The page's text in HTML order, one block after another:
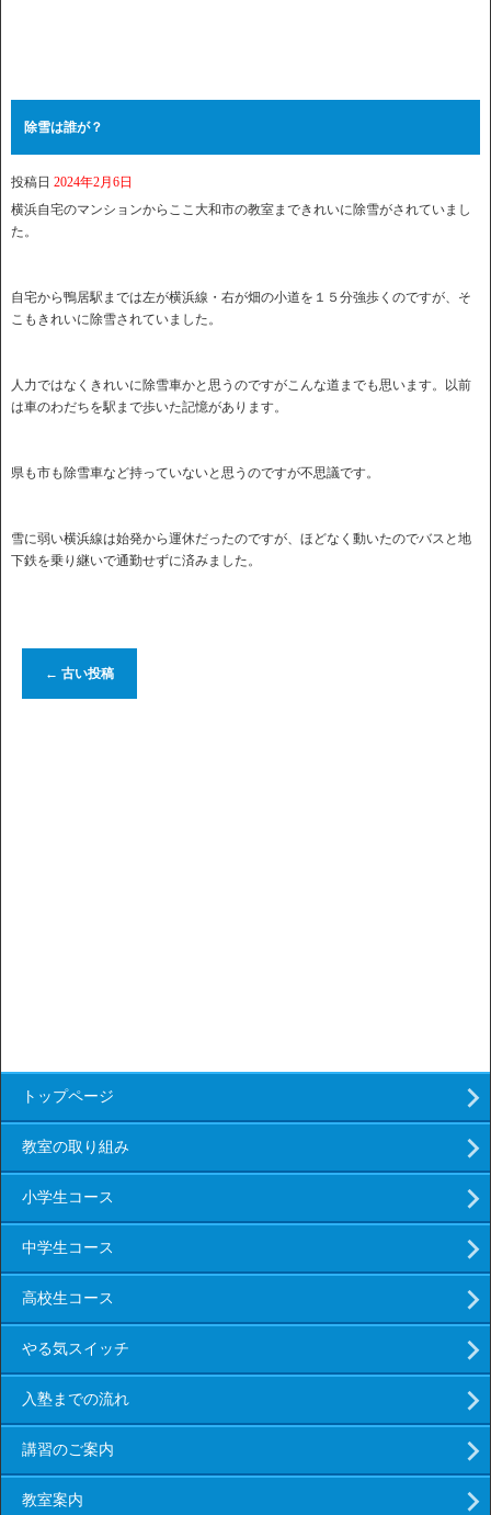
除雪は誰が？
投稿日 2024年2月6日
横浜自宅のマンションからここ大和市の教室まできれいに除雪がされていまし
た。
自宅から鴨居駅までは左が横浜線・右が畑の小道を１５分強歩くのですが、そ
こもきれいに除雪されていました。
人力ではなくきれいに除雪車かと思うのですがこんな道までも思います。以前
は車のわだちを駅まで歩いた記憶があります。
県も市も除雪車など持っていないと思うのですが不思議です。
雪に弱い横浜線は始発から運休だったのですが、ほどなく動いたのでバスと地
下鉄を乗り継いで通勤せずに済みました。
← 古い投稿
トップページ
教室の取り組み
小学生コース
中学生コース
高校生コース
やる気スイッチ
入塾までの流れ
講習のご案内
教室案内